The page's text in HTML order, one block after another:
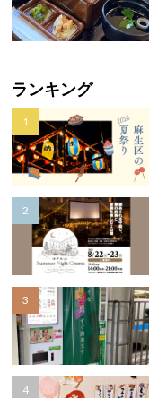
ランキング